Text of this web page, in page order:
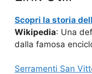
Scopri la storia
Wikipedia: Una
dalla famosa
Serramenti San